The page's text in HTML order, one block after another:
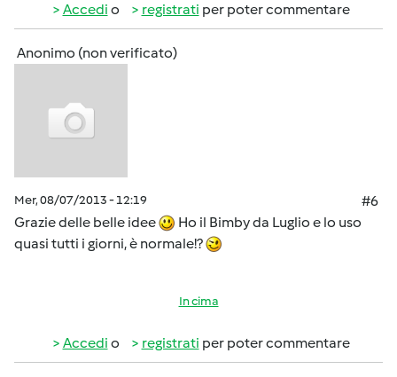
Accedi o registrati per poter commentare
Anonimo (non verificato)
Mer, 08/07/2013 - 12:19
#6
Grazie delle belle idee
Ho il Bimby da Luglio e lo uso
quasi tutti i giorni, è normale!?
In cima
Accedi o registrati per poter commentare